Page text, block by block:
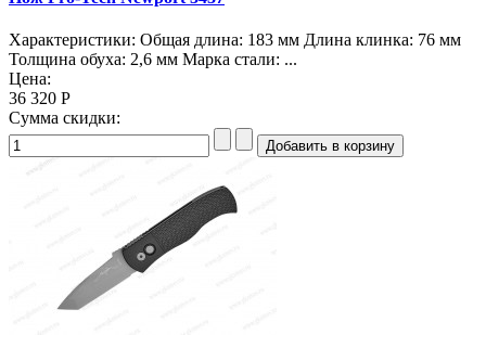
Характеристики: Общая длина: 183 мм Длина клинка: 76 мм
Толщина обуха: 2,6 мм Марка стали: ...
Цена:
36 320 Р
Сумма скидки: